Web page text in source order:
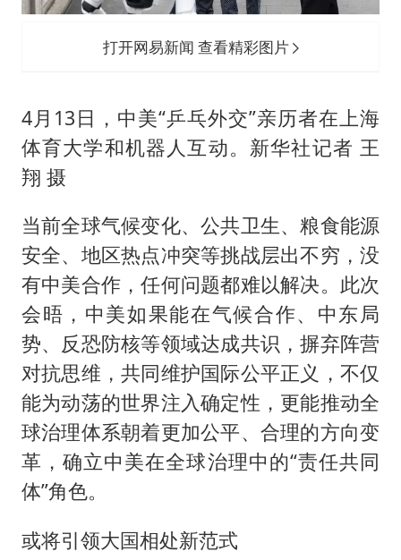
打开网易新闻 查看精彩图片
4月13日，中美“乒乓外交”亲历者在上海
体育大学和机器人互动。新华社记者 王
翔 摄
当前全球气候变化、公共卫生、粮食能源
安全、地区热点冲突等挑战层出不穷，没
有中美合作，任何问题都难以解决。此次
会晤，中美如果能在气候合作、中东局
势、反恐防核等领域达成共识，摒弃阵营
对抗思维，共同维护国际公平正义，不仅
能为动荡的世界注入确定性，更能推动全
球治理体系朝着更加公平、合理的方向变
革，确立中美在全球治理中的“责任共同
体”角色。
或将引领大国相处新范式